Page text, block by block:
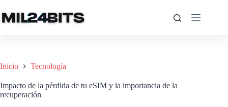
al
contenido
Inicio Tecnología
Impacto de la pérdida de tu eSIM y la importancia de la
recuperación